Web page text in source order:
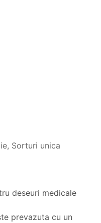
, Sorturi unica
deseuri medicale
prevazuta cu un